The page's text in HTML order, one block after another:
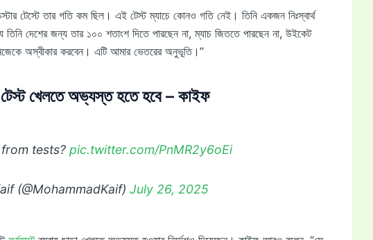
টেস্টে তার গতি কম ছিল। এই টেস্ট ম্যাচে কোনও গতি নেই। তিনি একজন নিঃস্বার্থ
তিনি দেশের জন্য তার ১০০ শতাংশ দিতে পারছেন না, ম্যাচ জিততে পারছেন না, উইকেট
অস্বীকার করবেন। এটি আমার ভেতরের অনুভূতি।”
টেস্ট খেলতে অভ্যস্ত হতে হবে – কাইফ
tests? pic.twitter.com/PnMR2y6oEi
(@MohammadKaif) July 26, 2025